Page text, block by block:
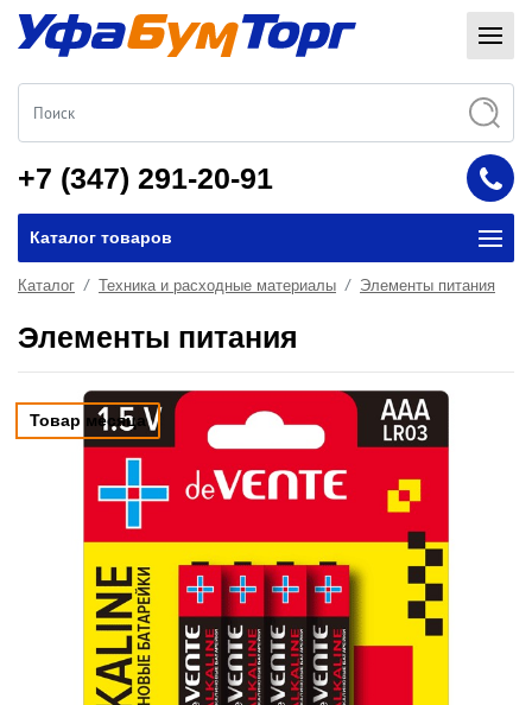
+7 (347) 291-20-91
Каталог товаров
Каталог Техника и расходные материалы Элементы питания
Элементы питания
Товар месяца